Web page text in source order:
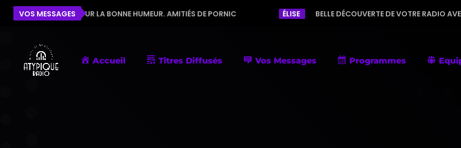
VOS MESSAGES
POUR LA BONNE HUMEUR. AMITIÉS DE PORNIC ÉLISE BELLE DÉCOUVERTE DE VOTRE RADIO AVEC UNE
Accueil Titres Diffusés Vos Messages Programmes